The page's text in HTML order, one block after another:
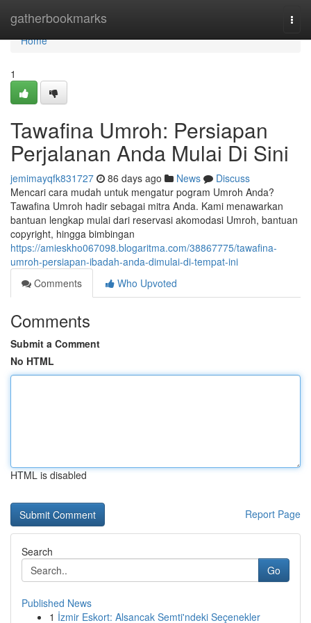
gatherbookmarks
Home
Home
1
Tawafina Umroh: Persiapan
Perjalanan Anda Mulai Di Sini
jemimayqfk831727 86 days ago News
Discuss
Mencari cara mudah untuk mengatur pogram Umroh Anda?
Tawafina Umroh hadir sebagai mitra Anda. Kami menawarkan
bantuan lengkap mulai dari reservasi akomodasi Umroh, bantuan
copyright, hingga bimbingan
https://amieskho067098.blogaritma.com/38867775/tawafina-
umroh-persiapan-ibadah-anda-dimulai-di-tempat-ini
Comments
Who Upvoted
Comments
Submit a Comment
No HTML
HTML is disabled
Report Page
Search
Go
Published News
1 İzmir Eskort: Alsancak Semti'ndeki Seçenekler